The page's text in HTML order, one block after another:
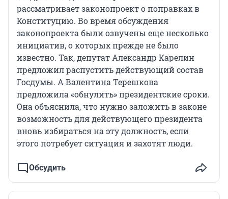
рассматривает законопроект о поправках в
Конституцию. Во время обсуждения
законопроекта были озвучены еще несколько
инициатив, о которых прежде не было
известно. Так, депутат Александр Карелин
предложил распустить действующий состав
Госдумы. А Валентина Терешкова
предложила «обнулить» президентские сроки.
Она объяснила, что нужно заложить в законе
возможность для действующего президента
вновь избираться на эту должность, если
этого потребует ситуация и захотят люди.
Обсудить